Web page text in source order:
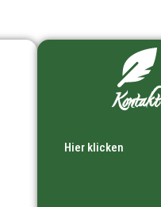
Kontakt
Hier klicken